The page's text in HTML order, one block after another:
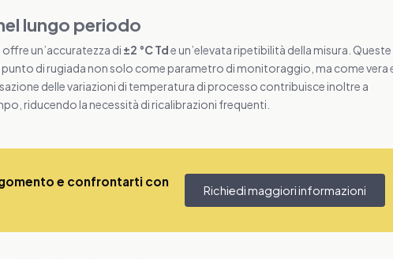
lungo periodo
un’accuratezza di ±2 °C Tde un’elevata ripetibilità della misura. Queste
di rugiada non solo come parametro di monitoraggio, ma come vera
delle variazioni di temperatura di processo contribuisce inoltre a
riducendo la necessità di ricalibrazioni frequenti.
e confrontarti con
Richiedi maggiori informazioni